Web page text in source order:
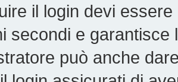
il login devi
secondi e garantisce
può anche